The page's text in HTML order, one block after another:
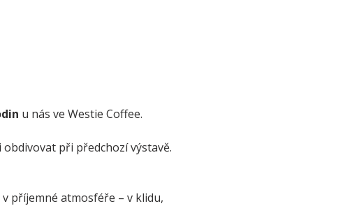
u nás ve Westie Coffee.
při předchozí výstavě.
příjemné atmosféře – v klidu,